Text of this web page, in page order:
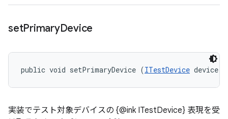
setPrimaryDevice
public void setPrimaryDevice (ITestDevice device)
実装でテスト対象デバイスの {@ink ITestDevice} 表現を受